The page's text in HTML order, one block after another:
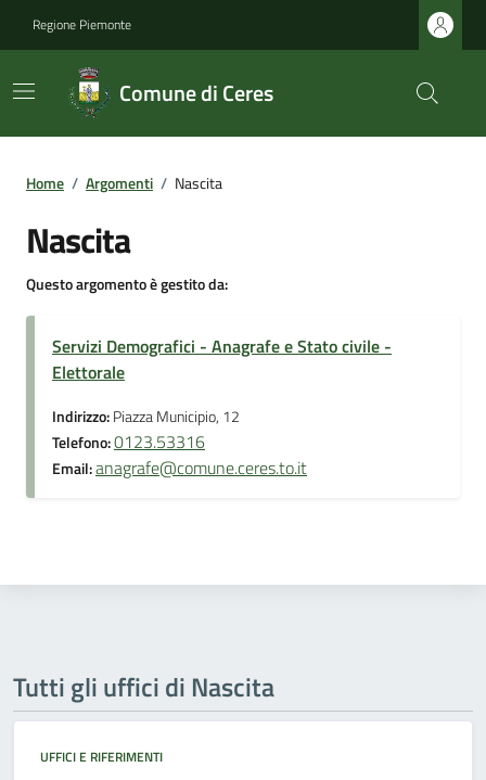
Regione Piemonte
Comune di Ceres
Home / Argomenti / Nascita
Nascita
Questo argomento è gestito da:
Servizi Demografici - Anagrafe e Stato civile -
Elettorale
Indirizzo:Piazza Municipio, 12
Telefono:0123.53316
Email:anagrafe@comune.ceres.to.it
Tutti gli uffici di Nascita
UFFICI E RIFERIMENTI